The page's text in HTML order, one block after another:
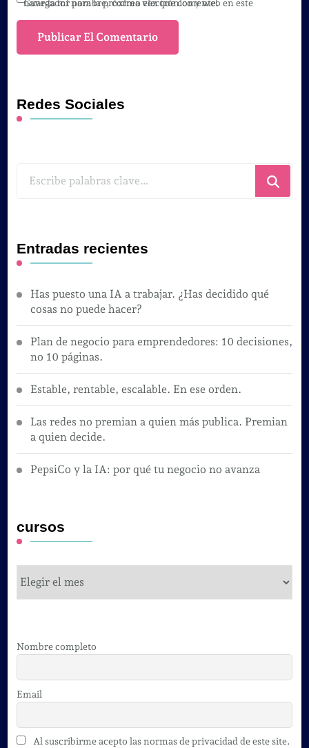
Guarda mi nombre, correo electrónico y web en este navegador para la próxima vez que comente.
Redes Sociales
Entradas recientes
Has puesto una IA a trabajar. ¿Has decidido qué
cosas no puede hacer?
Plan de negocio para emprendedores: 10 decisiones,
no 10 páginas.
Estable, rentable, escalable. En ese orden.
Las redes no premian a quien más publica. Premian
a quien decide.
PepsiCo y la IA: por qué tu negocio no avanza
cursos
Nombre completo
Email
Al suscribirme acepto las normas de privacidad de este site.